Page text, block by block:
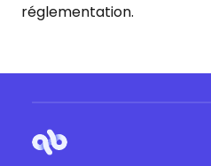
réglementation.